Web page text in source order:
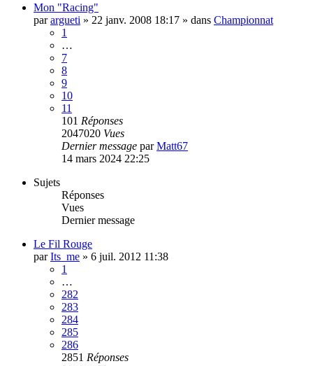
Mon "Racing"
parargueti » 22 janv. 2008 18:17 » dans Championnat
1
…
7
8
9
10
11
101 Réponses
2047020 Vues
Dernier message parMatt67
14 mars 2024 22:25
Sujets
Réponses
Vues
Dernier message
Le Fil Rouge
parIts_me » 6 juil. 2012 11:38
1
…
282
283
284
285
286
2851 Réponses